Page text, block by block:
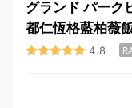
グランド パーク
都仁恆格藍柏薇
4.8